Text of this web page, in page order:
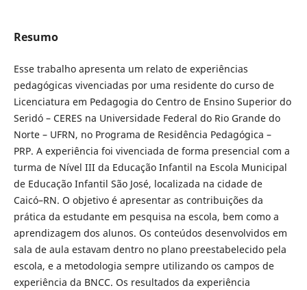
Resumo
Esse trabalho apresenta um relato de experiências
pedagógicas vivenciadas por uma residente do curso de
Licenciatura em Pedagogia do Centro de Ensino Superior do
Seridó – CERES na Universidade Federal do Rio Grande do
Norte – UFRN, no Programa de Residência Pedagógica –
PRP. A experiência foi vivenciada de forma presencial com a
turma de Nível III da Educação Infantil na Escola Municipal
de Educação Infantil São José, localizada na cidade de
Caicó–RN. O objetivo é apresentar as contribuições da
prática da estudante em pesquisa na escola, bem como a
aprendizagem dos alunos. Os conteúdos desenvolvidos em
sala de aula estavam dentro no plano preestabelecido pela
escola, e a metodologia sempre utilizando os campos de
experiência da BNCC. Os resultados da experiência